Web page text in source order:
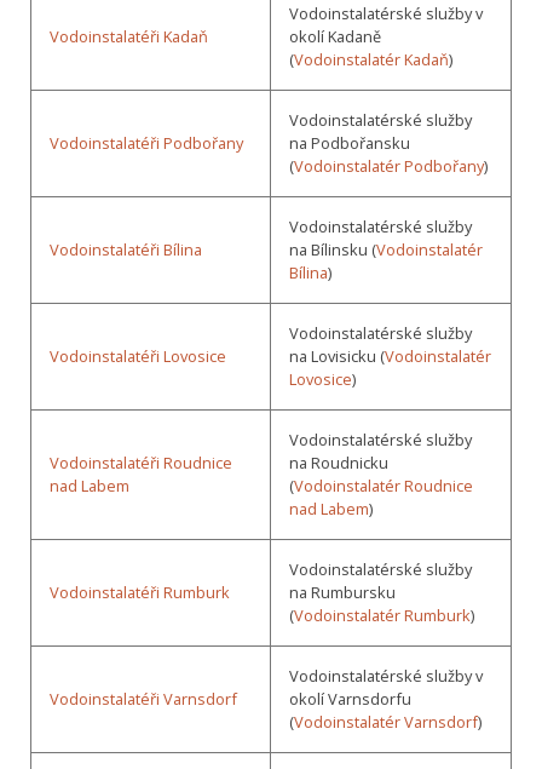
Vodoinstalatéři Kadaň
Vodoinstalatérské služby v
okolí Kadaně
(Vodoinstalatér Kadaň)
Vodoinstalatéři Podbořany
Vodoinstalatérské služby
na Podbořansku
(Vodoinstalatér Podbořany)
Vodoinstalatéři Bílina
Vodoinstalatérské služby
na Bílinsku (Vodoinstalatér
Bílina)
Vodoinstalatéři Lovosice
Vodoinstalatérské služby
na Lovisicku (Vodoinstalatér
Lovosice)
Vodoinstalatéři Roudnice
nad Labem
Vodoinstalatérské služby
na Roudnicku
(Vodoinstalatér Roudnice
nad Labem)
Vodoinstalatéři Rumburk
Vodoinstalatérské služby
na Rumbursku
(Vodoinstalatér Rumburk)
Vodoinstalatéři Varnsdorf
Vodoinstalatérské služby v
okolí Varnsdorfu
(Vodoinstalatér Varnsdorf)